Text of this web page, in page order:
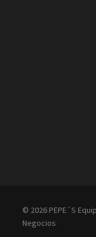
© 2026 PEPE´S
Negocios